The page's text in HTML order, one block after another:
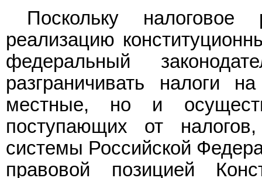
Поскольку налоговое
реализацию
федеральный
разграничивать налоги
местные, но и
поступающих от
системы Российской
правовой позицией